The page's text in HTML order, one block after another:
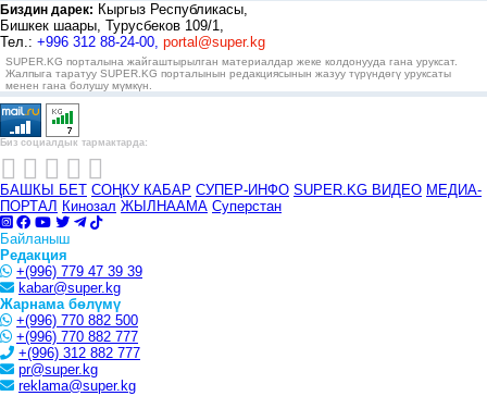
Биздин дарек: Кыргыз Республикасы,
Бишкек шаары, Турусбеков 109/1,
Тел.: +996 312 88-24-00, portal@super.kg
SUPER.KG порталына жайгаштырылган материалдар жеке колдонууда гана уруксат.
Жалпыга таратуу SUPER.KG порталынын редакциясынын жазуу түрүндөгү уруксаты
менен гана болушу мүмкүн.
Биз социалдык тармактарда:
БАШКЫ БЕТ СОҢКУ КАБАР СУПЕР-ИНФО SUPER.KG ВИДЕО МЕДИА-
ПОРТАЛ Кинозал ЖЫЛНААМА Суперстан
Байланыш
Редакция
+(996) 779 47 39 39
kabar@super.kg
Жарнама бөлүмү
+(996) 770 882 500
+(996) 770 882 777
+(996) 312 882 777
pr@super.kg
reklama@super.kg